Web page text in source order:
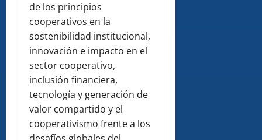
de los principios
cooperativos en la
sostenibilidad institucional,
innovación e impacto en el
sector cooperativo,
inclusión financiera,
tecnología y generación de
valor compartido y el
cooperativismo frente a los